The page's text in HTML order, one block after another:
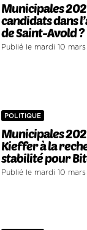
Municipales
candidats dans
de Saint-Avold ?
Publié le mardi 10
POLITIQUE
Municipales
Kieffer à la
stabilité pour
Publié le mardi 10